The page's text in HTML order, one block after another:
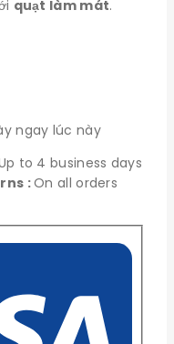
quạt làm mát.
ngay lúc này
to 4 business days
:On all orders